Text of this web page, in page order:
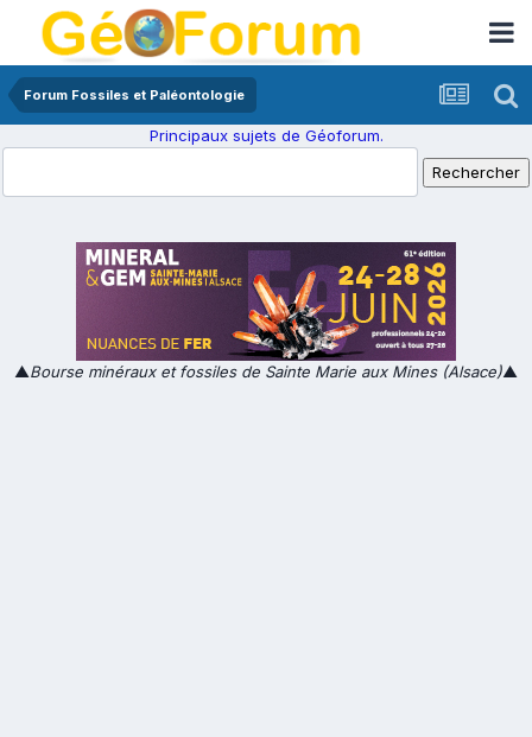
Forum Fossiles et Paléontologie
Principaux sujets de Géoforum.
▲Bourse minéraux et fossiles de Sainte Marie aux Mines (Alsace)▲